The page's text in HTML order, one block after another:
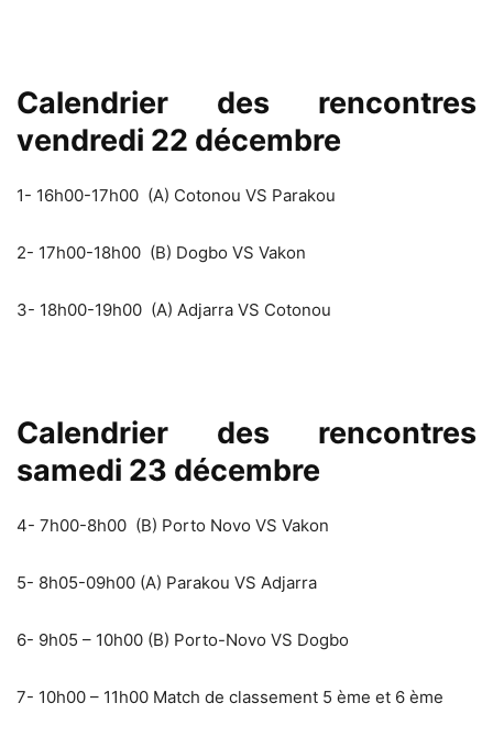
Calendrier des rencontres
vendredi 22 décembre
1- 16h00-17h00 (A) Cotonou VS Parakou
2- 17h00-18h00 (B) Dogbo VS Vakon
3- 18h00-19h00 (A) Adjarra VS Cotonou
Calendrier des rencontres
samedi 23 décembre
4- 7h00-8h00 (B) Porto Novo VS Vakon
5- 8h05-09h00 (A) Parakou VS Adjarra
6- 9h05 – 10h00 (B) Porto-Novo VS Dogbo
7- 10h00 – 11h00 Match de classement 5 ème et 6 ème